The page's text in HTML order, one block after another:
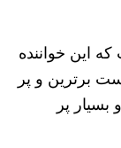
این خواننده
لیست برترین و پر
پر